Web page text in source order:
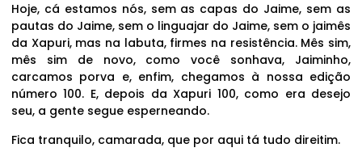
Hoje, cá estamos nós, sem as capas do Jaime, sem as
pautas do Jaime, sem o linguajar do Jaime, sem o jaimês
da Xapuri, mas na labuta, firmes na resistência. Mês sim,
mês sim de novo, como você sonhava, Jaiminho,
carcamos porva e, enfim, chegamos à nossa edição
número 100. E, depois da Xapuri 100, como era desejo
seu, a gente segue esperneando.
Fica tranquilo, camarada, que por aqui tá tudo direitim.